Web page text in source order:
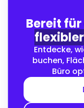
Bereit
Entdecke,
buchen,
Büro